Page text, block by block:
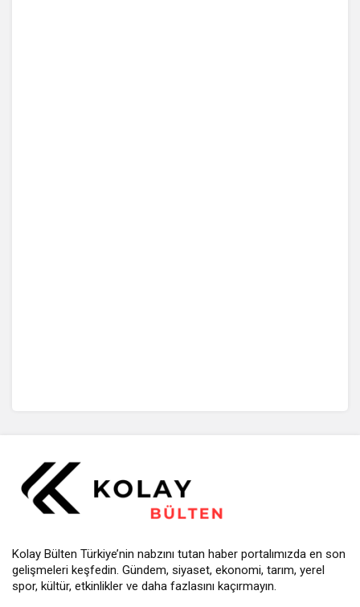
Kolay Bülten Türkiye’nin nabzını tutan haber portalımızda en son
gelişmeleri keşfedin. Gündem, siyaset, ekonomi, tarım, yerel
spor, kültür, etkinlikler ve daha fazlasını kaçırmayın.